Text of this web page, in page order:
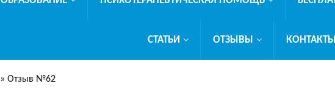
СТАТЬИ ОТЗЫВЫ КОНТАКТЫ
» Отзыв №62